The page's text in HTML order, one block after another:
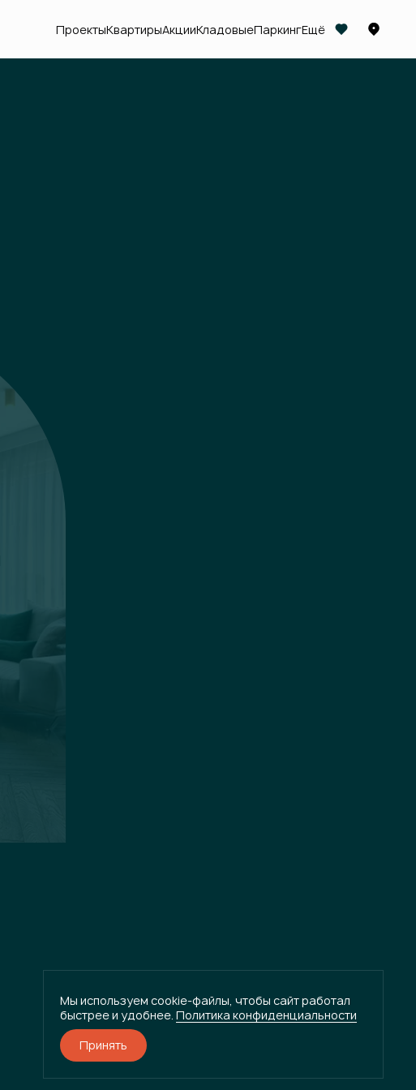
ПроектыКвартирыАкцииКладовыеПаркингЕщё
Мы используем cookie-файлы, чтобы сайт работал
быстрее и удобнее. Политика конфиденциальности
Принять